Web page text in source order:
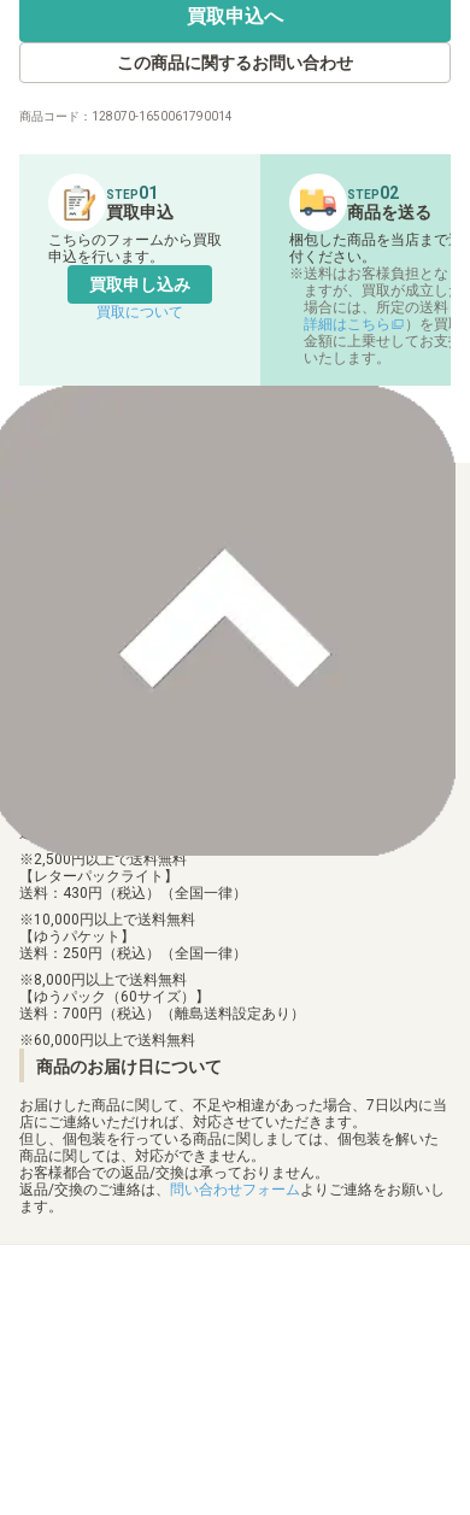
買取申込へ
この商品に関するお問い合わせ
商品コード： 128070-1650061790014
STEP01
買取申込
こちらのフォームから買取
申込を行います。
買取申し込み
買取について
STEP02
商品を送る
梱包した商品を当店まで送
付ください。
送料はお客様負担となり
ますが、買取が成立した
場合には、所定の送料（
詳細はこちら
）を買取
金額に上乗せしてお支払
いたします。
各種ブランドのカードをご利用いただけます。
【Paidy（後払い/コンビニ払い）】
お支払後の在庫確保となりますため、お早めにお支払をお願いし
なお、お支払口座は、注文確認メールに記載しております。
振込手数料はお客様負担となります。
送料：100円（税込）（全国一律）
2,500円以上で送料無料
【レターパックライト】
送料：430円（税込）（全国一律）
10,000円以上で送料無料
【ゆうパケット】
送料：250円（税込）（全国一律）
8,000円以上で送料無料
【ゆうパック（60サイズ）】
送料：700円（税込）（離島送料設定あり）
60,000円以上で送料無料
商品のお届け日について
お届けした商品に関して、不足や相違があった場合、7日以内に当
店にご連絡いただければ、対応させていただきます。
但し、個包装を行っている商品に関しましては、個包装を解いた
商品に関しては、対応ができません。
お客様都合での返品/交換は承っておりません。
返品/交換のご連絡は、 問い合わせフォームよりご連絡をお願いし
ます。